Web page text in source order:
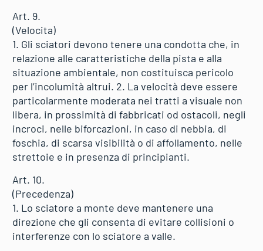
Art. 9.
(Velocita)
1. Gli sciatori devono tenere una condotta che, in
relazione alle caratteristiche della pista e alla
situazione ambientale, non costituisca pericolo
per l’incolumità altrui. 2. La velocità deve essere
particolarmente moderata nei tratti a visuale non
libera, in prossimità di fabbricati od ostacoli, negli
incroci, nelle biforcazioni, in caso di nebbia, di
foschia, di scarsa visibilità o di affollamento, nelle
strettoie e in presenza di principianti.
Art. 10.
(Precedenza)
1. Lo sciatore a monte deve mantenere una
direzione che gli consenta di evitare collisioni o
interferenze con lo sciatore a valle.